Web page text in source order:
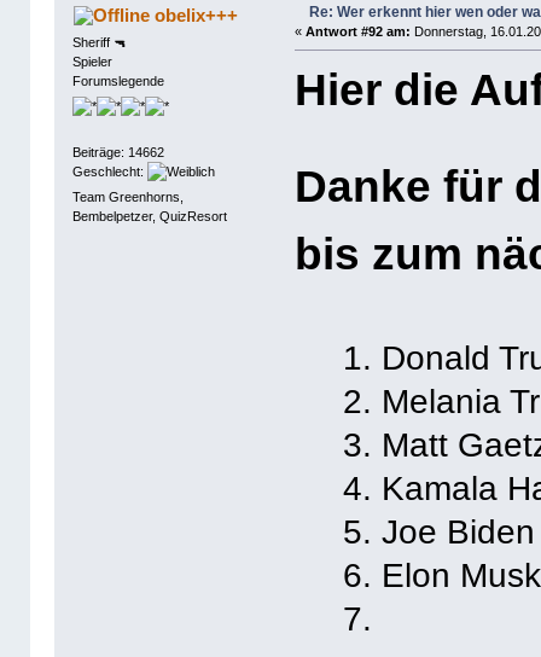
obelix+++
Sheriff 🔫
Spieler
Forumslegende
Beiträge: 14662
Geschlecht:
Team Greenhorns,
Bembelpetzer, QuizResort
Re: Wer erkennt hier wen oder
«Antwort #92 am: Donnerstag,
Hier die
Danke für
bis zum
1. Donald
2. Melania
3. Matt
4. Kamala
5. Joe Biden
6. Elon Musk
7.